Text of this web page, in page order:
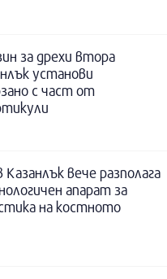
за дрехи втора
установи
с част от
вече разполага
апарат за
на костното